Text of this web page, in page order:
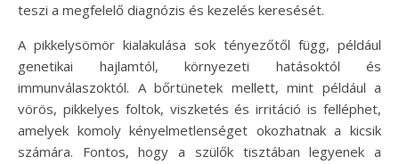
teszi a megfelelő diagnózis és kezelés keresését.
A pikkelysömör kialakulása sok tényezőtől függ, például
genetikai hajlamtól, környezeti hatásoktól és
immunválaszoktól. A bőrtünetek mellett, mint például a
vörös, pikkelyes foltok, viszketés és irritáció is felléphet,
amelyek komoly kényelmetlenséget okozhatnak a kicsik
számára. Fontos, hogy a szülők tisztában legyenek a